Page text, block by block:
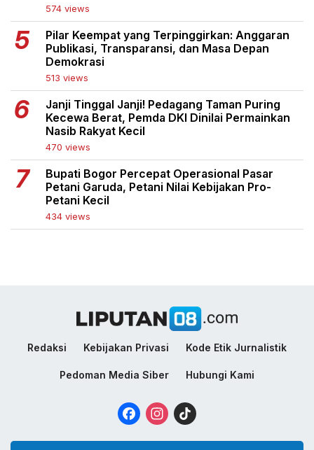
574 views
Pilar Keempat yang Terpinggirkan: Anggaran
Publikasi, Transparansi, dan Masa Depan
Demokrasi
513 views
Janji Tinggal Janji! Pedagang Taman Puring
Kecewa Berat, Pemda DKI Dinilai Permainkan
Nasib Rakyat Kecil
470 views
Bupati Bogor Percepat Operasional Pasar
Petani Garuda, Petani Nilai Kebijakan Pro-
Petani Kecil
434 views
Redaksi Kebijakan Privasi Kode Etik Jurnalistik
Pedoman Media Siber Hubungi Kami
FacebookInstagram